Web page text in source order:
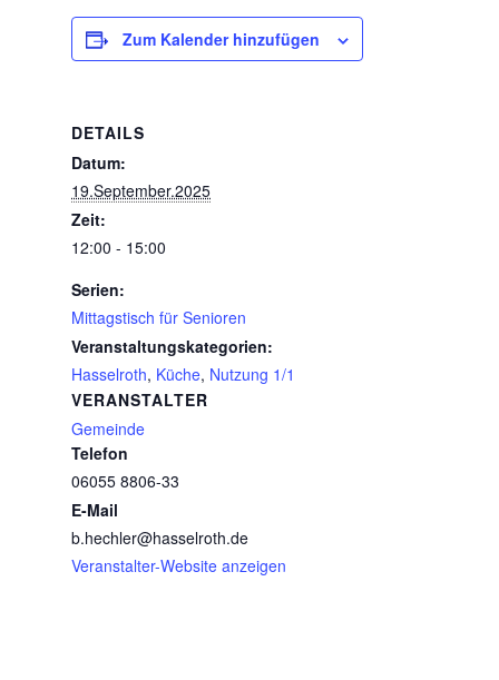
Zum Kalender hinzufügen
DETAILS
Datum:
19.September.2025
Zeit:
12:00 - 15:00
Serien:
Mittagstisch für Senioren
Veranstaltungskategorien:
Hasselroth, Küche, Nutzung 1/1
VERANSTALTER
Gemeinde
Telefon
06055 8806-33
E-Mail
b.hechler@hasselroth.de
Veranstalter-Website anzeigen